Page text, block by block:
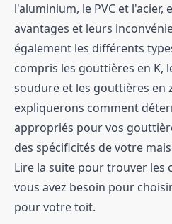
l'aluminium, le PVC et l'acier,
avantages et leurs
également les différents
compris les gouttières en K,
soudure et les gouttières en
expliquerons comment
appropriés pour vos
des spécificités de votre
Lire la suite pour trouver les
vous avez besoin pour
pour votre toit.